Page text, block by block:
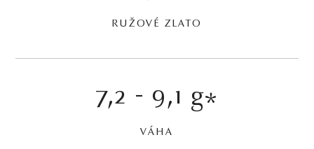
RUŽOVÉ ZLATO
7,2 - 9,1 g*
VÁHA